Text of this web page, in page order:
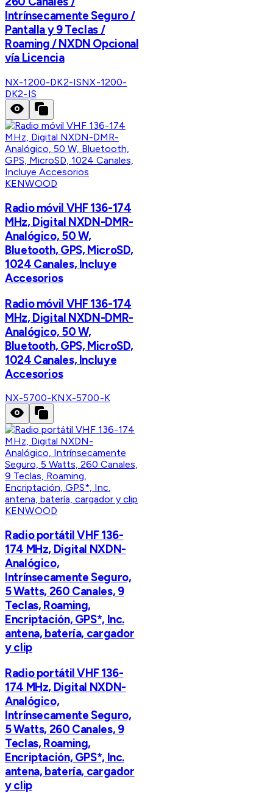
Intrínsecamente Seguro /
Pantalla y 9 Teclas /
Roaming / NXDN Opcional
vía Licencia
NX-1200-DK2-ISNX-1200-
DK2-IS
KENWOOD
Radio móvil VHF 136-174
MHz, Digital NXDN-DMR-
Analógico, 50 W,
Bluetooth, GPS, MicroSD,
1024 Canales, Incluye
Accesorios
Radio móvil VHF 136-174
MHz, Digital NXDN-DMR-
Analógico, 50 W,
Bluetooth, GPS, MicroSD,
1024 Canales, Incluye
Accesorios
NX-5700-KNX-5700-K
KENWOOD
Radio portátil VHF 136-
174 MHz, Digital NXDN-
Analógico,
Intrínsecamente Seguro,
5 Watts, 260 Canales, 9
Teclas, Roaming,
Encriptación, GPS*, Inc.
antena, batería, cargador
y clip
Radio portátil VHF 136-
174 MHz, Digital NXDN-
Analógico,
Intrínsecamente Seguro,
5 Watts, 260 Canales, 9
Teclas, Roaming,
Encriptación, GPS*, Inc.
antena, batería, cargador
y clip